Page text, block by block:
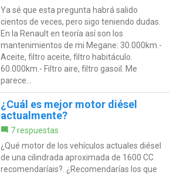
Ya sé que esta pregunta habrá salido
cientos de veces, pero sigo teniendo dudas.
En la Renault en teoría así son los
mantenimientos de mi Megane: 30.000km.-
Aceite, filtro aceite, filtro habitáculo.
60.000km.- Filtro aire, filtro gasoil. Me
parece...
¿Cuál es mejor motor diésel
actualmente?
7 respuestas
¿Qué motor de los vehículos actuales diésel
de una cilindrada aproximada de 1600 CC
recomendaríais?. ¿Recomendarías los que